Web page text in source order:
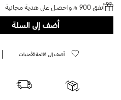
أنفق 900 ⃁ واحصل على هدية مجانية
أضف إلى السلة
أضف إلى قائمة الأمنيات